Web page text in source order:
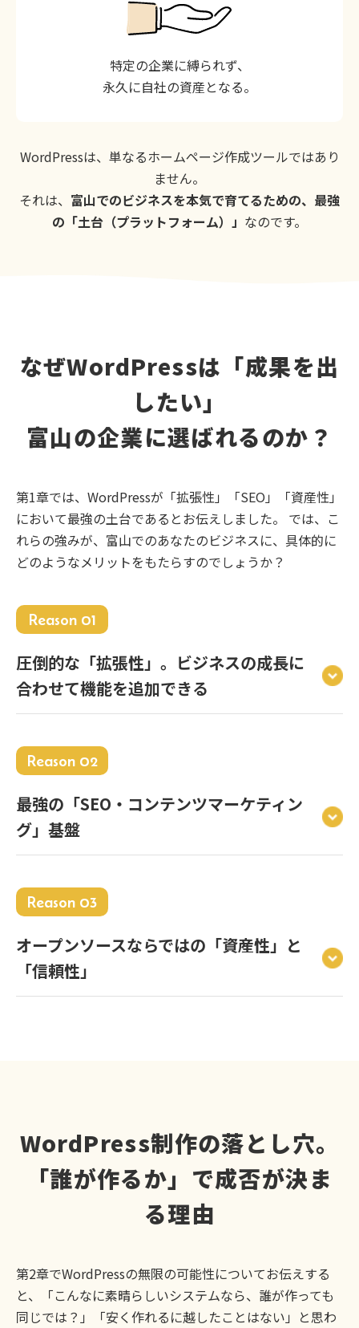
特定の企業に縛られず、
永久に自社の資産となる。
WordPressは、単なるホームページ作成ツールではあり
ません。
それは、 富山でのビジネスを本気で育てるための、最強
の「土台（プラットフォーム）」 なのです。
なぜWordPressは「成果を出
したい」
富山の企業に選ばれるのか？
第1章では、WordPressが「拡張性」「SEO」「資産性」
において最強の土台であるとお伝えしました。 では、こ
れらの強みが、富山でのあなたのビジネスに、具体的に
どのようなメリットをもたらすのでしょうか？
Reason 01
圧倒的な「拡張性」。ビジネスの成長に
合わせて機能を追加できる
Reason 02
最強の「SEO・コンテンツマーケティン
グ」基盤
Reason 03
オープンソースならではの「資産性」と
「信頼性」
WordPress制作の落とし穴。
「誰が作るか」で成否が決ま
る理由
第2章でWordPressの無限の可能性についてお伝えする
と、「こんなに素晴らしいシステムなら、誰が作っても
同じでは？」「安く作れるに越したことはない」と思わ